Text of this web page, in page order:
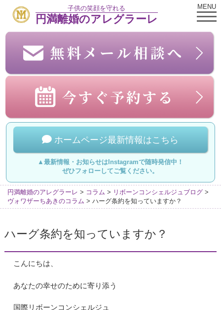
子供の笑顔を守れる
円満離婚のアレグラーレ
MENU
ホームページ最新情報はこちら
▲最新情報・お知らせはInstagramで随時発信中！
ぜひフォローしてご覧ください。
円満離婚のアレグラーレ > コラム > リボーンコンシェルジュブログ >
ヴォワザーちあきのコラム > ハーグ条約を知っていますか？
ハーグ条約を知っていますか？
こんにちは、
あなたの幸せのために寄り添う
国際リボーンコンシェルジュ